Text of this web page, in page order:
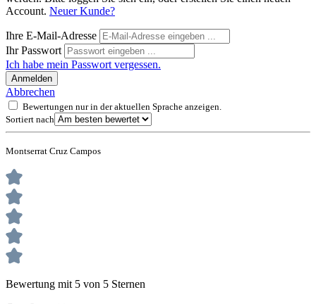
Account. Neuer Kunde?
Ihre E-Mail-Adresse
Ihr Passwort
Ich habe mein Passwort vergessen.
Anmelden
Abbrechen
Bewertungen nur in der aktuellen Sprache anzeigen.
Sortiert nach
Montserrat Cruz Campos
Bewertung mit 5 von 5 Sternen